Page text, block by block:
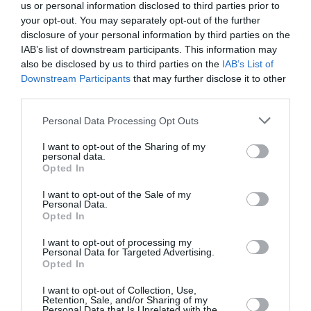
us or personal information disclosed to third parties prior to
your opt-out. You may separately opt-out of the further
disclosure of your personal information by third parties on the
IAB’s list of downstream participants. This information may
also be disclosed by us to third parties on the IAB’s List of
Downstream Participants that may further disclose it to other
Personal Data Processing Opt Outs
I want to opt-out of the Sharing of my
personal data.
Opted In
I want to opt-out of the Sale of my
Personal Data.
Opted In
I want to opt-out of processing my
Personal Data for Targeted Advertising.
Opted In
I want to opt-out of Collection, Use,
Retention, Sale, and/or Sharing of my
FAIRE UN DON
Appel aux lecteurs !
Soutenez Air Journal participezà son
NOUS SOUTENIR
DERNIERS COMMENTAIRES